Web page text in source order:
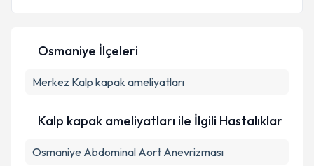
Osmaniye İlçeleri
Merkez Kalp kapak ameliyatları
Kalp kapak ameliyatları ile İlgili Hastalıklar
Osmaniye Abdominal Aort Anevrizması